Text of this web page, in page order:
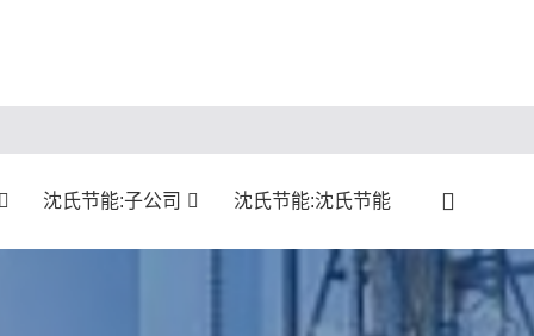
沈氏节能:子公司 沈氏节能:沈氏节能